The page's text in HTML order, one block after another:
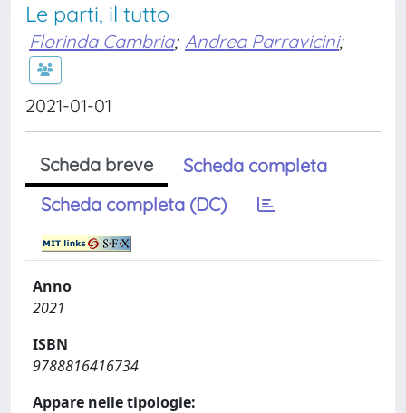
Le parti, il tutto
Florinda Cambria; Andrea Parravicini;
2021-01-01
Scheda breve
Scheda completa
Scheda completa (DC)
Anno
2021
ISBN
9788816416734
Appare nelle tipologie: